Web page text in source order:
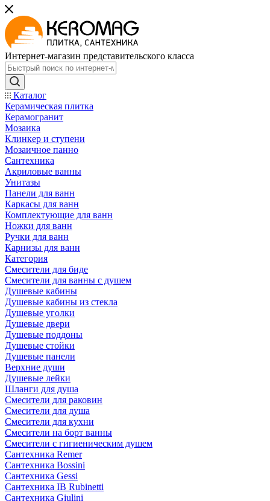
Интернет-магазин представительского класса
Каталог
Керамическая плитка
Керамогранит
Мозаика
Клинкер и ступени
Мозаичное панно
Сантехника
Акриловые ванны
Унитазы
Панели для ванн
Каркасы для ванн
Комплектующие для ванн
Ножки для ванн
Ручки для ванн
Карнизы для ванн
Категория
Смесители для биде
Смесители для ванны с душем
Душевые кабины
Душевые кабины из стекла
Душевые уголки
Душевые двери
Душевые поддоны
Душевые стойки
Душевые панели
Верхние души
Душевые лейки
Шланги для душа
Смесители для раковин
Смесители для душа
Смесители для кухни
Смесители на борт ванны
Смесители с гигиеническим душем
Сантехника Remer
Сантехника Bossini
Сантехника Gessi
Сантехника IB Rubinetti
Сантехника Giulini